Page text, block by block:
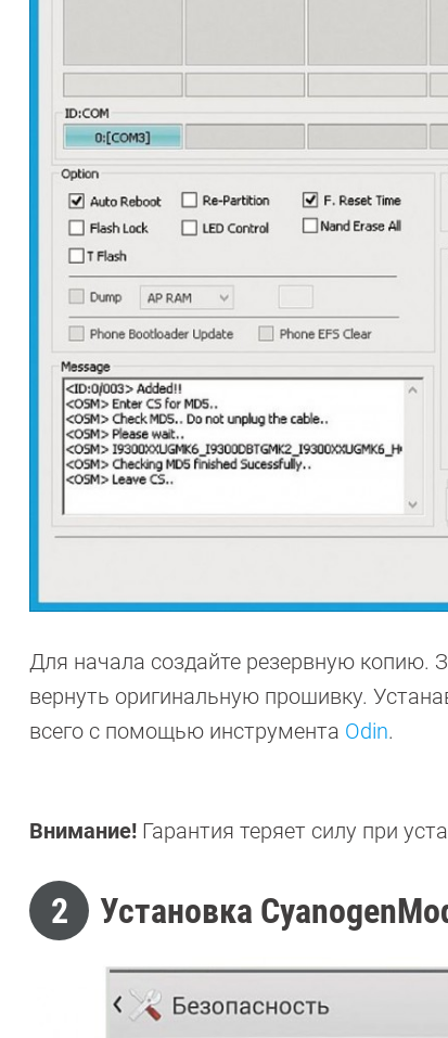
Для начала создайте резервную копию.
вернуть оригинальную прошивку.
всего с помощью инструмента Odin.
Внимание! Гарантия теряет силу при
2 Установка